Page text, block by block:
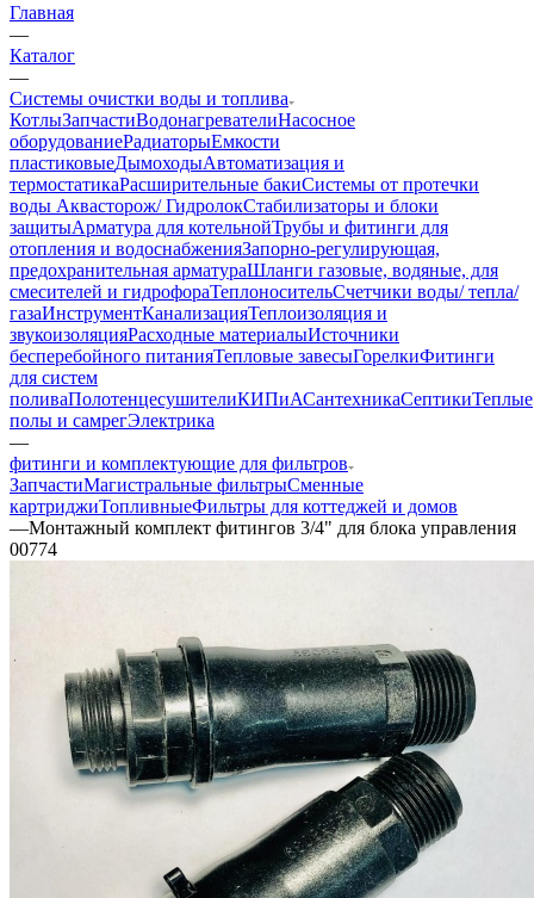
Главная
—
Каталог
—
Системы очистки воды и топлива
КотлыЗапчастиВодонагревателиНасосное
оборудованиеРадиаторыЕмкости
пластиковыеДымоходыАвтоматизация и
термостатикаРасширительные бакиСистемы от протечки
воды Аквасторож/ ГидролокСтабилизаторы и блоки
защитыАрматура для котельнойТрубы и фитинги для
отопления и водоснабженияЗапорно-регулирующая,
предохранительная арматураШланги газовые, водяные, для
смесителей и гидрофораТеплоносительСчетчики воды/ тепла/
газаИнструментКанализацияТеплоизоляция и
звукоизоляцияРасходные материалыИсточники
бесперебойного питанияТепловые завесыГорелкиФитинги
для систем
поливаПолотенцесушителиКИПиАСантехникаСептикиТеплые
полы и самрегЭлектрика
—
фитинги и комплектующие для фильтров
ЗапчастиМагистральные фильтрыСменные
картриджиТопливныеФильтры для коттеджей и домов
—Монтажный комплект фитингов 3/4" для блока управления
00774